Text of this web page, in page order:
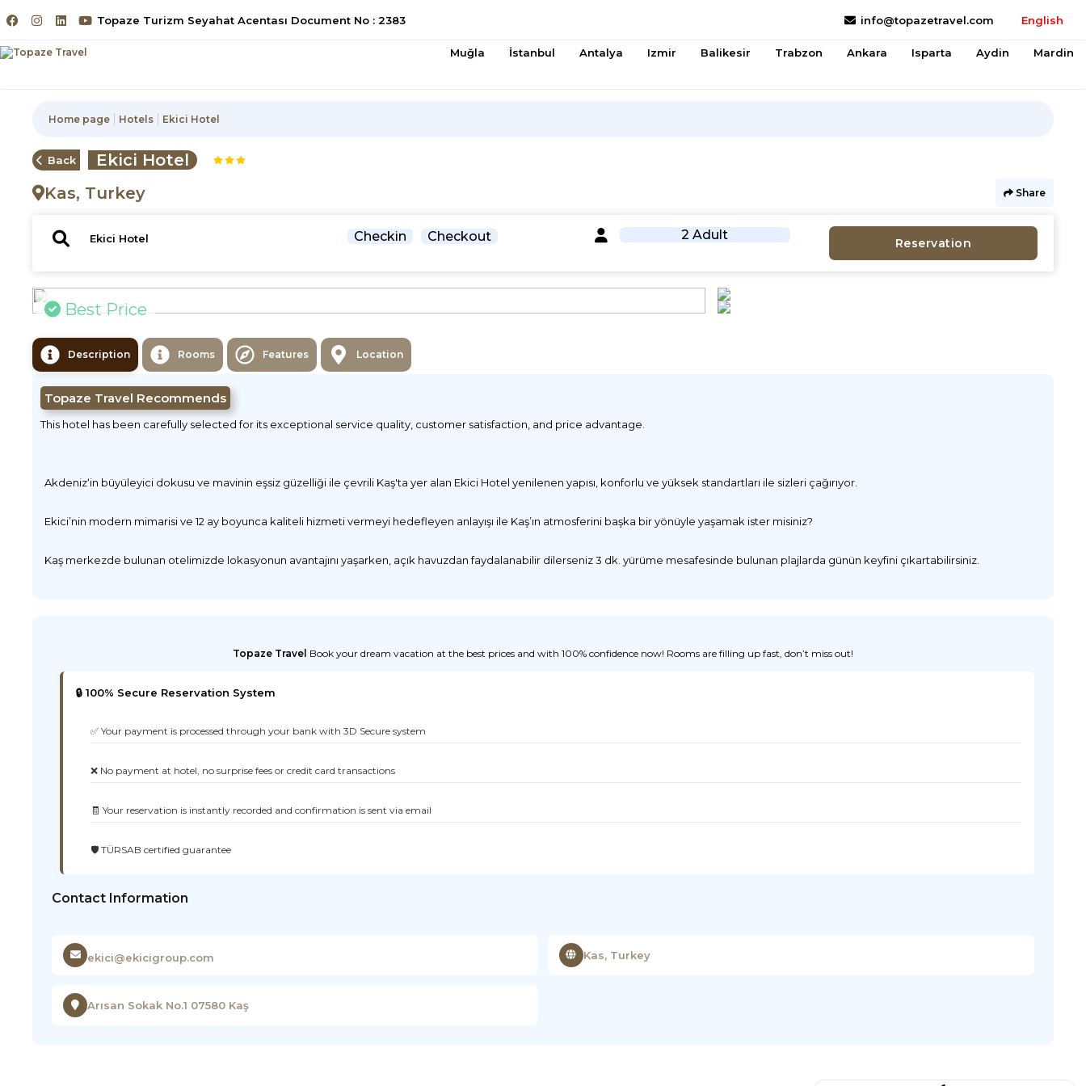
Topaze Turizm Seyahat Acentası Document No : 2383 info@topazetravel.com English
Muğla İstanbul Antalya Izmir Balikesir Trabzon Ankara Isparta Aydin Mardin
Home page Hotels Ekici Hotel
Back
Ekici Hotel
Kas, Turkey
Share
Checkin Checkout 2 Adult
Reservation
Best Price
Description Rooms Features Location
Topaze Travel Recommends
This hotel has been carefully selected for its exceptional service quality, customer satisfaction, and price advantage.
Akdeniz‘in büyüleyici dokusu ve mavinin eşsiz güzelliği ile çevrili Kaş'ta yer alan Ekici Hotel yenilenen yapısı, konforlu ve yüksek standartları ile sizleri çağırıyor.
Ekici’nin modern mimarisi ve 12 ay boyunca kaliteli hizmeti vermeyi hedefleyen anlayışı ile Kaş’ın atmosferini başka bir yönüyle yaşamak ister misiniz?
Kaş merkezde bulunan otelimizde lokasyonun avantajını yaşarken, açık havuzdan faydalanabilir dilerseniz 3 dk. yürüme mesafesinde bulunan plajlarda günün keyfini çıkartabilirsiniz.
Topaze Travel Book your dream vacation at the best prices and with 100% confidence now! Rooms are filling up fast, don’t miss out!
🔒 100% Secure Reservation System
✅ Your payment is processed through your bank with 3D Secure system
❌ No payment at hotel, no surprise fees or credit card transactions
🧾 Your reservation is instantly recorded and confirmation is sent via email
🛡️ TÜRSAB certified guarantee
Contact Information
ekici@ekicigroup.com Kas, Turkey
Arısan Sokak No.1 07580 Kaş